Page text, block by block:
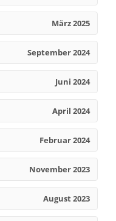
März 2025
September 2024
Juni 2024
April 2024
Februar 2024
November 2023
August 2023